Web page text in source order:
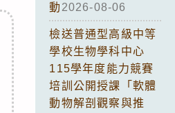
動 2026-08-06
檢送普通型高級中等
學校生物學科中心
115學年度能力競賽
培訓公開授課「軟體
動物解剖觀察與推